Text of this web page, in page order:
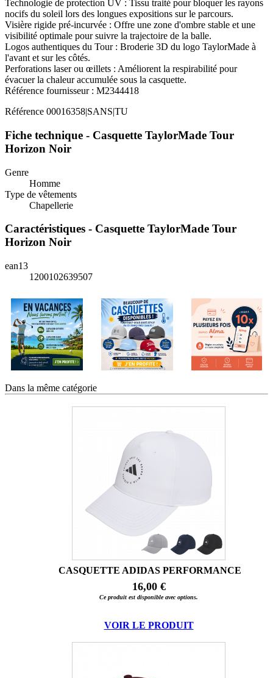
Technologie de protection UV : Tissu traité pour bloquer les rayons
nocifs du soleil lors des longues expositions sur le parcours.
Visière rigide pré-incurvée : Offre une zone d'ombre stable et une
visibilité optimale pour suivre la trajectoire de la balle.
Logos authentiques du Tour : Broderie 3D du logo TaylorMade à
l'avant et sur les côtés.
Perforations laser ou œillets : Améliorent la respirabilité pour
évacuer la chaleur accumulée sous la casquette.
Référence fournisseur : M2344418
Référence 00016358|SANS|TU
Fiche technique - Casquette TaylorMade Tour
Horizon Noir
Genre
Homme
Type de vêtements
Chapellerie
Caractéristiques - Casquette TaylorMade Tour
Horizon Noir
ean13
1200102639507
Dans la même catégorie
CASQUETTE ADIDAS PERFORMANCE
16,00 €
Ce produit est disponible avec options.
VOIR LE PRODUIT